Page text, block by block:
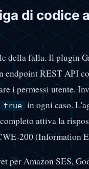
di codice
della falla. Il plugin
endpoint REST API
i permessi utente.
true in ogni caso.
attiva la
200 (Information
per Amazon SES,